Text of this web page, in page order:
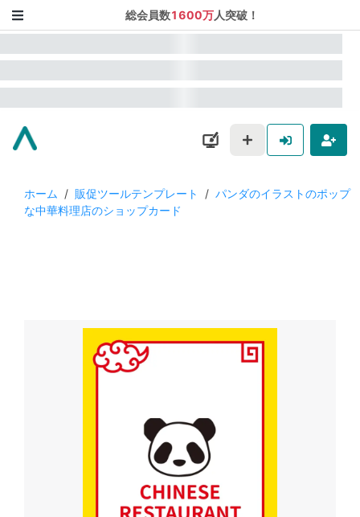
総会員数1600万人突破！
ホーム / 販促ツールテンプレート / パンダのイラストのポップ
な中華料理店のショップカード